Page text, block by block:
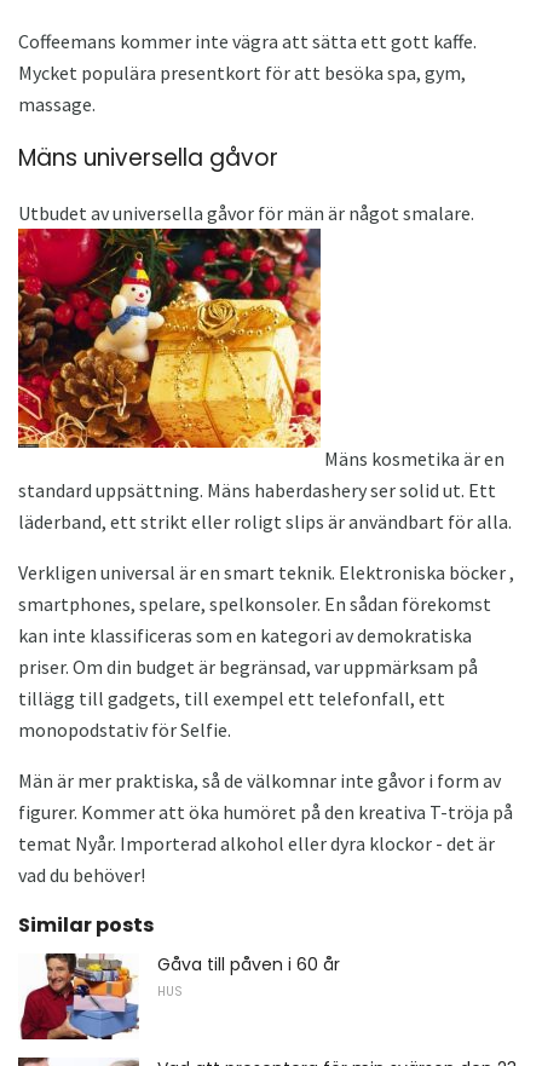
Coffeemans kommer inte vägra att sätta ett gott kaffe.
Mycket populära presentkort för att besöka spa, gym,
massage.
Mäns universella gåvor
Utbudet av universella gåvor för män är något smalare.
Mäns kosmetika är en
standard uppsättning. Mäns haberdashery ser solid ut. Ett
läderband, ett strikt eller roligt slips är användbart för alla.
Verkligen universal är en smart teknik. Elektroniska böcker ,
smartphones, spelare, spelkonsoler. En sådan förekomst
kan inte klassificeras som en kategori av demokratiska
priser. Om din budget är begränsad, var uppmärksam på
tillägg till gadgets, till exempel ett telefonfall, ett
monopodstativ för Selfie.
Män är mer praktiska, så de välkomnar inte gåvor i form av
figurer. Kommer att öka humöret på den kreativa T-tröja på
temat Nyår. Importerad alkohol eller dyra klockor - det är
vad du behöver!
Similar posts
Gåva till påven i 60 år
HUS